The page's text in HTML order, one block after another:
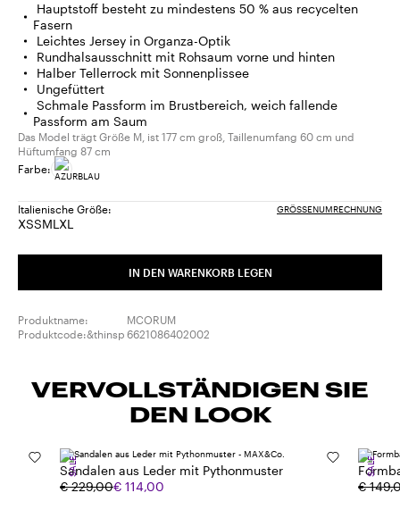
Hauptstoff besteht zu mindestens 50 % aus recycelten
Fasern
Leichtes Jersey in Organza-Optik
Rundhalsausschnitt mit Rohsaum vorne und hinten
Halber Tellerrock mit Sonnenplissee
Ungefüttert
Schmale Passform im Brustbereich, weich fallende
Passform am Saum
Das Model trägt Größe M, ist 177 cm groß, Taillenumfang 60 cm und
Hüftumfang 87 cm
Farbe:
Italienische Größe: GRÖSSENUMRECHNUNG
XSGröße:
SGröße:
MGröße:
LGröße:
XLGröße:
IN DEN WARENKORB LEGEN
Produktname:
MCORUM
Produktcode:&thinsp 6621086402002
VERVOLLSTÄNDIGEN SIE
DEN LOOK
Sandalen aus Leder mit Pythonmuster
€ 229,00€ 114,00
SALE
€
SALE